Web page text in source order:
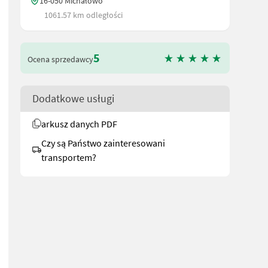
1061.57 km odległości
Ocena sprzedawcy5
Dodatkowe usługi
arkusz danych PDF
Czy są Państwo zainteresowani
transportem?